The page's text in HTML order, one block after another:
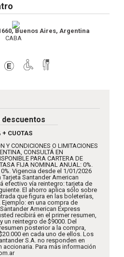
Buenos Aires, Argentina
CABA
+ CUOTAS
Y CONDICIONES O LIMITACIONES
CONSULTÁ EN
PARA CARTERA DE
FIJA NOMINAL ANUAL: 0%.
0%. Vigencia desde el 1/01/2026
Santander American
efectivo vía reintegro: tarjeta de
El ahorro aplica sólo sobre
que figura en las boleterías,
en una compra de
American Express
recibirá en el primer resumen,
un reintegro de $9000. Del
posterior a la compra,
en cada uno de ellos. Los
S.A. no responden en
accionaria. Para más información